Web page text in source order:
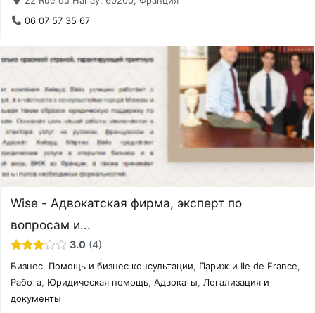
06 07 57 35 67
Wise - Адвокатская фирма, эксперт по
вопросам и...
3.0 4
Бизнес, Помощь и бизнес консультации, Париж и Ile de France,
Работа, Юридическая помощь,Адвокаты,Легализация и
документы